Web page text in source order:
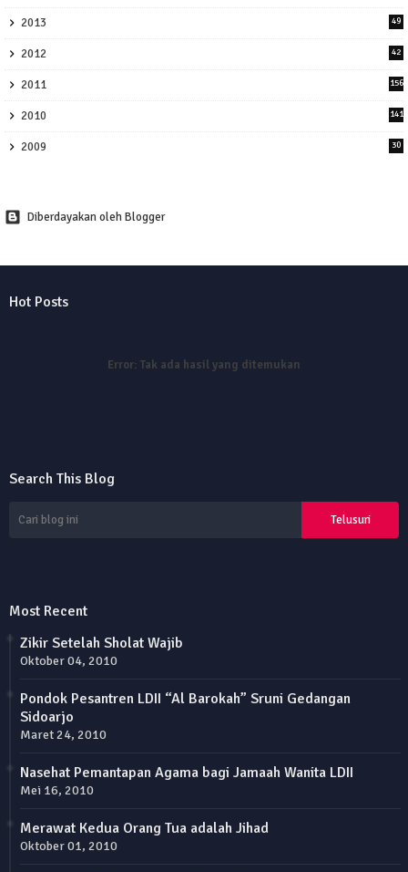
2013 49
2012 42
2011 156
2010 141
2009 30
Diberdayakan oleh Blogger
Hot Posts
Error: Tak ada hasil yang ditemukan
Search This Blog
Most Recent
Zikir Setelah Sholat Wajib
Oktober 04, 2010
Pondok Pesantren LDII “Al Barokah” Sruni Gedangan
Sidoarjo
Maret 24, 2010
Nasehat Pemantapan Agama bagi Jamaah Wanita LDII
Mei 16, 2010
Merawat Kedua Orang Tua adalah Jihad
Oktober 01, 2010